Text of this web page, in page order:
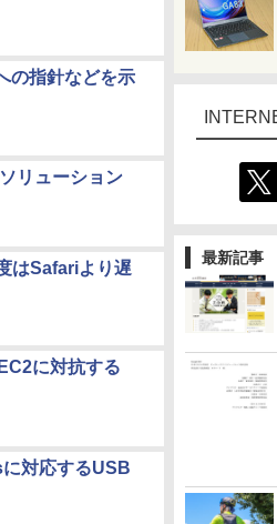
最新記事
の指針などを示
リューション
はSafariより遅
に対抗する
対応するUSB